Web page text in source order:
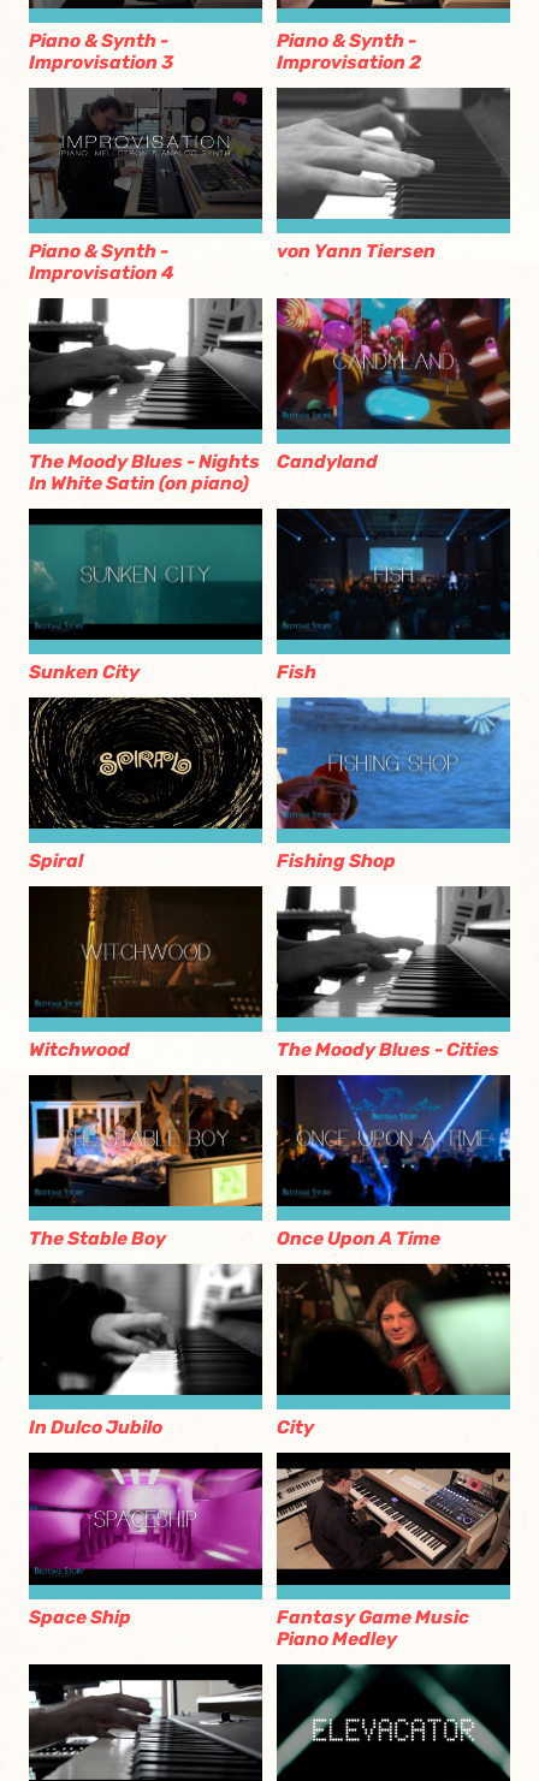
Piano & Synth -
Improvisation 3
Piano & Synth -
Improvisation 2
Piano & Synth -
Improvisation 4
von Yann Tiersen
The Moody Blues - Nights
In White Satin (on piano)
Candyland
Sunken City Fish
Spiral Fishing Shop
Witchwood The Moody Blues - Cities
The Stable Boy Once Upon A Time
In Dulco Jubilo City
Space Ship
Fantasy Game Music
Piano Medley